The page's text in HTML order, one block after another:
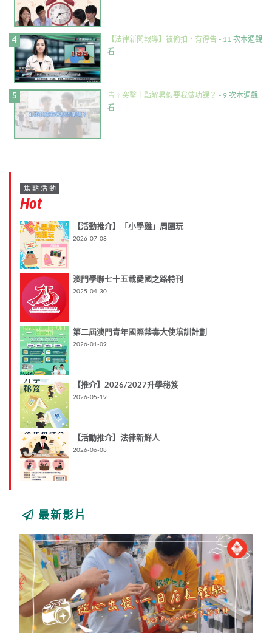
【法律新聞報導】被偷拍・有得告 - 11 次本週觀
看
青莘突擊｜點解暑假要我做功課？ - 9 次本週觀
看
焦點活動
Hot
【活動推介】「小學雞」周圍玩
2026-07-08
澳門學聯七十五載愛國之路特刊
2025-04-30
第二屆澳門青年國際禁毒大使培訓計劃
2026-01-09
【推介】2026/2027升學秘笈
2026-05-19
【活動推介】法律新鮮人
2026-06-08
最新影片